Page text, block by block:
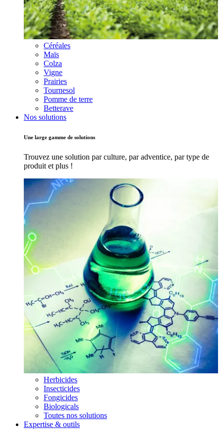
Céréales
Maïs
Colza
Vigne
Prairies
Tournesol
Pomme de terre
Betterave
Nos solutions
Une large gamme de solutions
Trouvez une solution par culture, par adventice, par type de
produit et plus !
Herbicides
Insecticides
Fongicides
Biologicals
Toutes nos solutions
Expertise & outils